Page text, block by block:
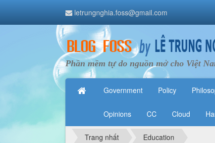
letrungnghia.foss@gmail.com
Phần mềm tự do nguồn mở cho Việt
Government Policy
Opinions CC Cloud
Trang nhất Education